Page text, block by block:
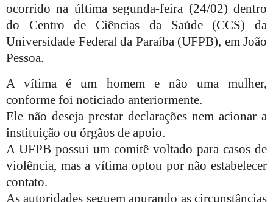
ocorrido na última segunda-feira (24/02) dentro
do Centro de Ciências da Saúde (CCS) da
Universidade Federal da Paraíba (UFPB), em João
Pessoa.
A vítima é um homem e não uma mulher,
conforme foi noticiado anteriormente.
Ele não deseja prestar declarações nem acionar a
instituição ou órgãos de apoio.
A UFPB possui um comitê voltado para casos de
violência, mas a vítima optou por não estabelecer
contato.
As autoridades seguem apurando as circunstâncias